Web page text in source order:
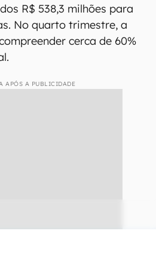
R$ 538,3 milhões para
No quarto trimestre, a
cerca de 60%
APÓS A PUBLICIDADE